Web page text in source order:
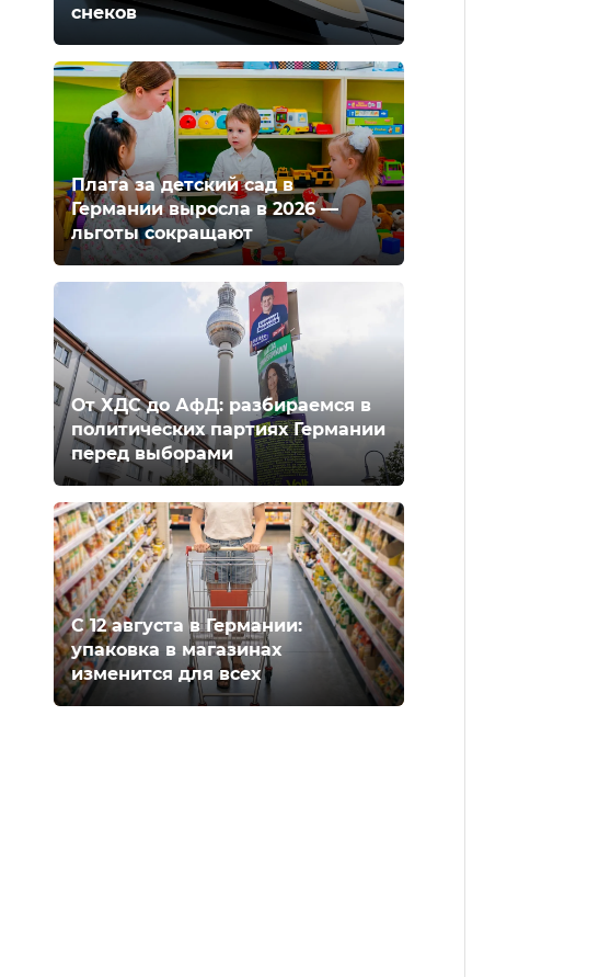
снеков
Плата за детский сад в
Германии выросла в 2026 —
льготы сокращают
От ХДС до АфД: разбираемся в
политических партиях Германии
перед выборами
С 12 августа в Германии:
упаковка в магазинах
изменится для всех